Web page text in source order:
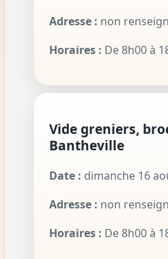
Adresse : non
Horaires : De 8h00 à
Vide greniers,
Bantheville
Date : dimanche 16
Adresse : non
Horaires : De 8h00 à